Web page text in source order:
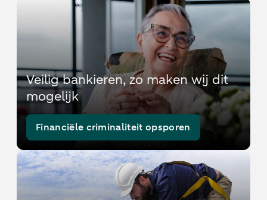
Veilig bankieren, zo maken wij dit
mogelijk
Financiële criminaliteit opsporen